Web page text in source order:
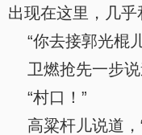
出现在这里，几乎
“你去接郭光棍
卫燃抢先一步说
“村口！”
高粱杆儿说道，